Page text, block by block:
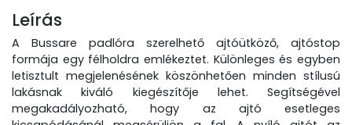
Leírás
A Bussare padlóra szerelhető ajtóütköző, ajtóstop
formája egy félholdra emlékeztet. Különleges és egyben
letisztult megjelenésének köszönhetően minden stílusú
lakásnak kiváló kiegészítője lehet. Segítségével
megakadályozható, hogy az ajtó esetleges